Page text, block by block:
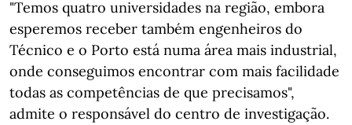
"Temos quatro universidades na região, embora
esperemos receber também engenheiros do
Técnico e o Porto está numa área mais industrial,
onde conseguimos encontrar com mais facilidade
todas as competências de que precisamos",
admite o responsável do centro de investigação.